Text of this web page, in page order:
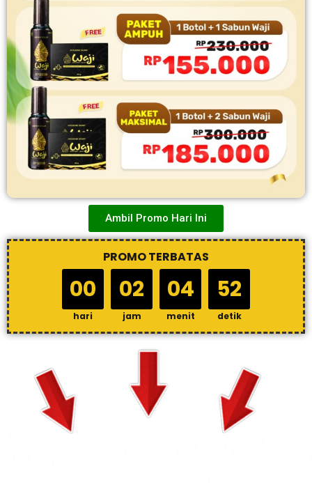
Ambil Promo Hari Ini
PROMO TERBATAS
00
hari
02
jam
04
menit
51
detik